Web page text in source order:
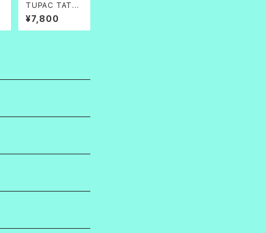
TUPAC TATO
O BAGGY SHO
RTS(黒×白)
¥7,800